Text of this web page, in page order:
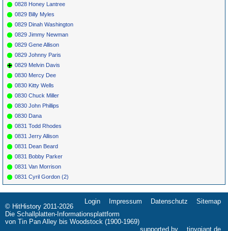
0828 Honey Lantree
0829 Billy Myles
0829 Dinah Washington
0829 Jimmy Newman
0829 Gene Allison
0829 Johnny Paris
0829 Melvin Davis
0830 Mercy Dee
0830 Kitty Wells
0830 Chuck Miller
0830 John Phillips
0830 Dana
0831 Todd Rhodes
0831 Jerry Allison
0831 Dean Beard
0831 Bobby Parker
0831 Van Morrison
0831 Cyril Gordon (2)
Navigation
überspringen
Login Impressum Datenschutz Sitemap
© HitHistory 2011-2026
Die Schallplatten-Informationsplattform
von Tin Pan Alley bis Woodstock (1900-1969)
supported by
tinygiant.de